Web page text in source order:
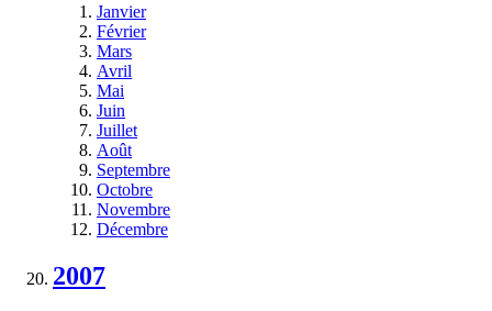
Janvier
Février
Mars
Avril
Mai
Juin
Juillet
Août
Septembre
Octobre
Novembre
Décembre
2007